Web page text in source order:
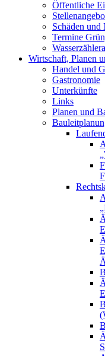
Öffentliche
Schäden und
Termine
Wirtschaft, Planen
Handel und
Gastronomie
Unterkünfte
Links
Planen und